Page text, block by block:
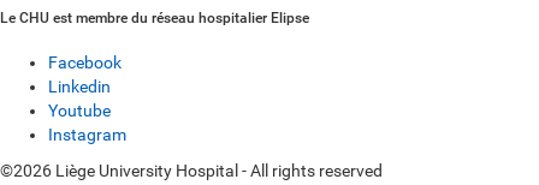
Le CHU est membre du réseau hospitalier Elipse
Facebook
Linkedin
Youtube
Instagram
©2026 Liège University Hospital - All rights reserved